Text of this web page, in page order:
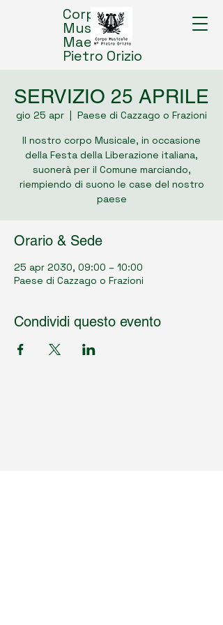
Corpo
Musicale
Maestro
Pietro Orizio
SERVIZIO 25 APRILE
gio 25 apr
  |
Paese di Cazzago o Frazioni
Il nostro corpo Musicale, in occasione
della Festa della Liberazione italiana,
suonerà per il Comune marciando,
riempiendo di suono le case del nostro
paese
Orario & Sede
25 apr 2030, 09:00 – 10:00
Paese di Cazzago o Frazioni
Condividi questo evento